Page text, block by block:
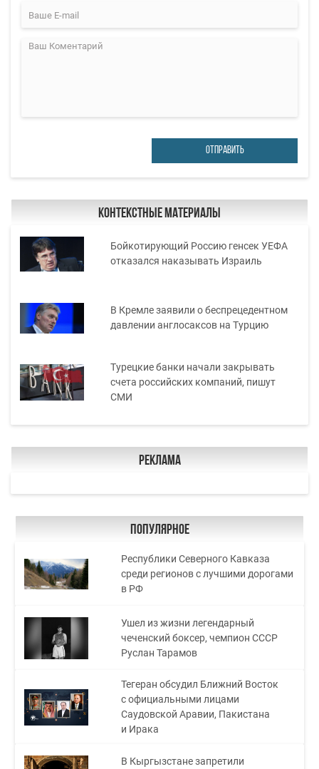
ОТПРАВИТЬ
Контекстные материалы
Бойкотирующий Россию генсек УЕФА
отказался наказывать Израиль
В Кремле заявили о беспрецедентном
давлении англосаксов на Турцию
Турецкие банки начали закрывать
счета российских компаний, пишут
СМИ
Реклама
Популярное
Республики Северного Кавказа
среди регионов с лучшими дорогами
в РФ
Ушел из жизни легендарный
чеченский боксер, чемпион СССР
Руслан Тарамов
Тегеран обсудил Ближний Восток
с официальными лицами
Саудовской Аравии, Пакистана
и Ирака
В Кыргызстане запретили